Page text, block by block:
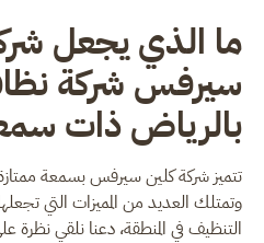
ما الذي يجعل
سيرفس شركة
بالرياض ذات
تتميز شركة كلين سيرفس بسمعة
وتمتلك العديد من المميزات التي
التنظيف في المنطقة، دعنا نلقي